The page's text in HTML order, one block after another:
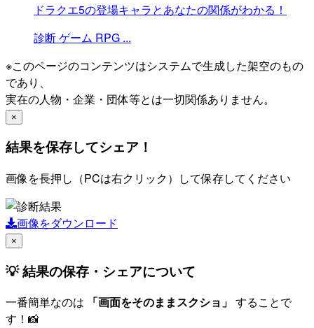
ドラクエ5の登場キャラとあなたの関係がわかる！
診断ゲーム RPG ...
※このページのコンテンツはシステムで生成した架空のもの
であり、
実在の人物・企業・団体等とは一切関係ありません。
×
結果を保存してシェア！
画像を長押し（PCは右クリック）して保存してください
画像をダウンロード
×
💡 結果の保存・シェアについて
一番簡単なのは 「画面をそのままスクショ」 することで
す！📸